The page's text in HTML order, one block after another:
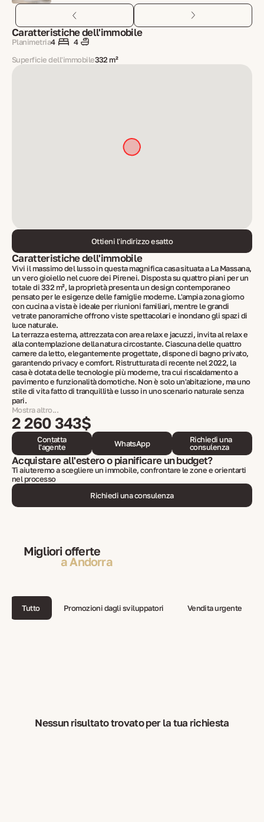
Caratteristiche dell'immobile
Planimetria4
4
Superficie dell'immobile332 m²
Ottieni l'indirizzo esatto
Caratteristiche dell'immobile
Vivi il massimo del lusso in questa magnifica casa situata a La Massana,
un vero gioiello nel cuore dei Pirenei. Disposta su quattro piani per un
totale di 332 m², la proprietà presenta un design contemporaneo
pensato per le esigenze delle famiglie moderne. L'ampia zona giorno
con cucina a vista è ideale per riunioni familiari, mentre le grandi
vetrate panoramiche offrono viste spettacolari e inondano gli spazi di
luce naturale.
La terrazza esterna, attrezzata con area relax e jacuzzi, invita al relax e
alla contemplazione della natura circostante. Ciascuna delle quattro
camere da letto, elegantemente progettate, dispone di bagno privato,
garantendo privacy e comfort. Ristrutturata di recente nel 2022, la
casa è dotata delle tecnologie più moderne, tra cui riscaldamento a
pavimento e funzionalità domotiche. Non è solo un'abitazione, ma uno
stile di vita fatto di tranquillità e lusso in uno scenario naturale senza
pari.
Mostra altro...
2 260 343$
Contatta
l'agente
WhatsApp
Richiedi una
consulenza
Acquistare all'estero o pianificare un budget?
Ti aiuteremo a scegliere un immobile, confrontare le zone e orientarti
nel processo
Richiedi una consulenza
Migliori offerte
a Andorra
Tutto Promozioni dagli sviluppatori Vendita urgente
Nessun risultato trovato per la tua richiesta